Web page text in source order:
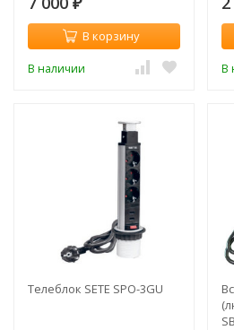
₽
В корзину
В наличии В
Телеблок SETE SPO-3GU